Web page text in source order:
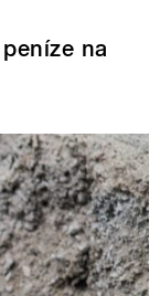
na